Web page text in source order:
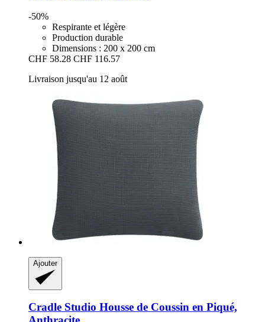
-50%
Respirante et légère
Production durable
Dimensions : 200 x 200 cm
CHF 58.28 CHF 116.57
Livraison jusqu'au 12 août
Ajouter
Cradle Studio Housse de Coussin en Piqué,